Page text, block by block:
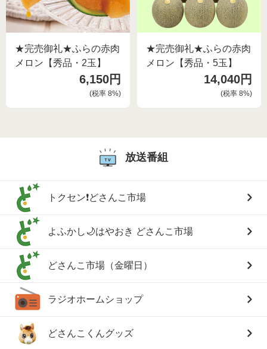
★完売御礼★ふらの赤肉
メロン【秀品・2玉】
6,150円
(税率8%)
★完売御礼★ふらの赤肉
メロン【秀品・5玉】
14,040円
(税率 8%)
放送番組
トクセン❗どさんこ市場
よふかし🌙はやおき どさんこ市場
どさんこ市場（金曜日）
ラジオホームショップ
どさんこくんグッズ